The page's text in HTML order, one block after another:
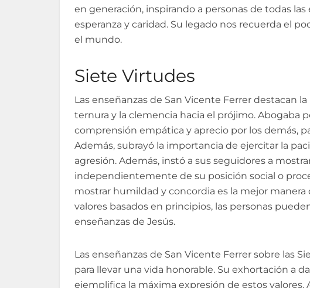
en generación, inspirando a personas de todas
esperanza y caridad. Su legado nos recuerda el
el mundo.
Siete Virtudes
Las enseñanzas de San Vicente Ferrer destacan
ternura y la clemencia hacia el prójimo. Abogaba
comprensión empática y aprecio por los demás,
Además, subrayó la importancia de ejercitar la
agresión. Además, instó a sus seguidores a
independientemente de su posición social o
mostrar humildad y concordia es la mejor
valores basados en principios, las personas
enseñanzas de Jesús.
Las enseñanzas de San Vicente Ferrer sobre las
para llevar una vida honorable. Su exhortación a
ejemplifica la máxima expresión de estos valores.